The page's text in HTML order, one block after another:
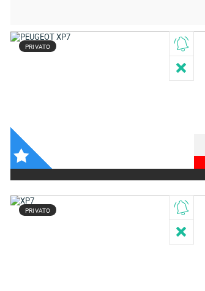
PRIVATO
PRIVATO